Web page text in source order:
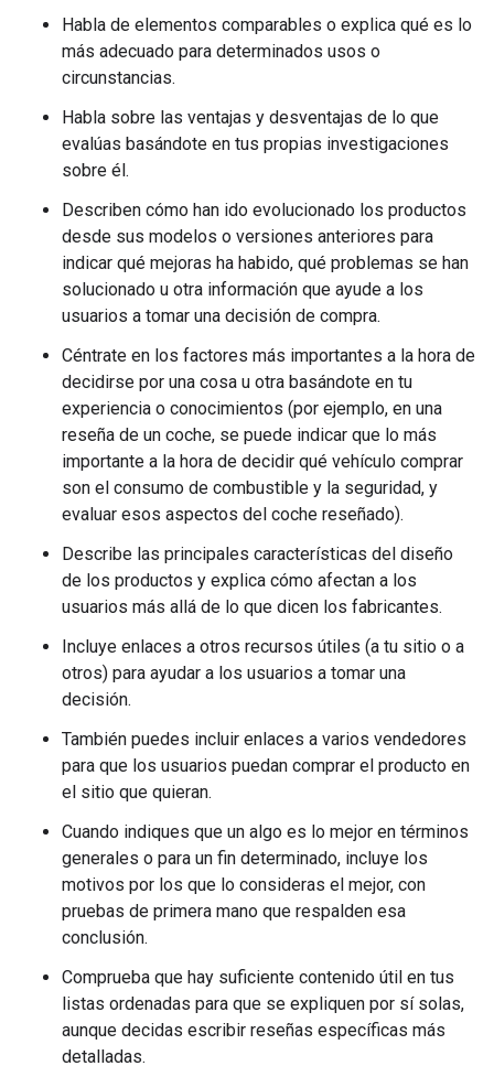
Habla de elementos comparables o explica qué es lo
más adecuado para determinados usos o
circunstancias.
Habla sobre las ventajas y desventajas de lo que
evalúas basándote en tus propias investigaciones
sobre él.
Describen cómo han ido evolucionado los productos
desde sus modelos o versiones anteriores para
indicar qué mejoras ha habido, qué problemas se han
solucionado u otra información que ayude a los
usuarios a tomar una decisión de compra.
Céntrate en los factores más importantes a la hora de
decidirse por una cosa u otra basándote en tu
experiencia o conocimientos (por ejemplo, en una
reseña de un coche, se puede indicar que lo más
importante a la hora de decidir qué vehículo comprar
son el consumo de combustible y la seguridad, y
evaluar esos aspectos del coche reseñado).
Describe las principales características del diseño
de los productos y explica cómo afectan a los
usuarios más allá de lo que dicen los fabricantes.
Incluye enlaces a otros recursos útiles (a tu sitio o a
otros) para ayudar a los usuarios a tomar una
decisión.
También puedes incluir enlaces a varios vendedores
para que los usuarios puedan comprar el producto en
el sitio que quieran.
Cuando indiques que un algo es lo mejor en términos
generales o para un fin determinado, incluye los
motivos por los que lo consideras el mejor, con
pruebas de primera mano que respalden esa
conclusión.
Comprueba que hay suficiente contenido útil en tus
listas ordenadas para que se expliquen por sí solas,
aunque decidas escribir reseñas específicas más
detalladas.